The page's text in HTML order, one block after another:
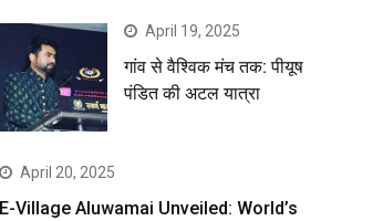
April 19, 2025
गांव से वैश्विक मंच तक: पीयूष
पंडित की अटल यात्रा
April 20, 2025
E-Village Aluwamai Unveiled: World’s